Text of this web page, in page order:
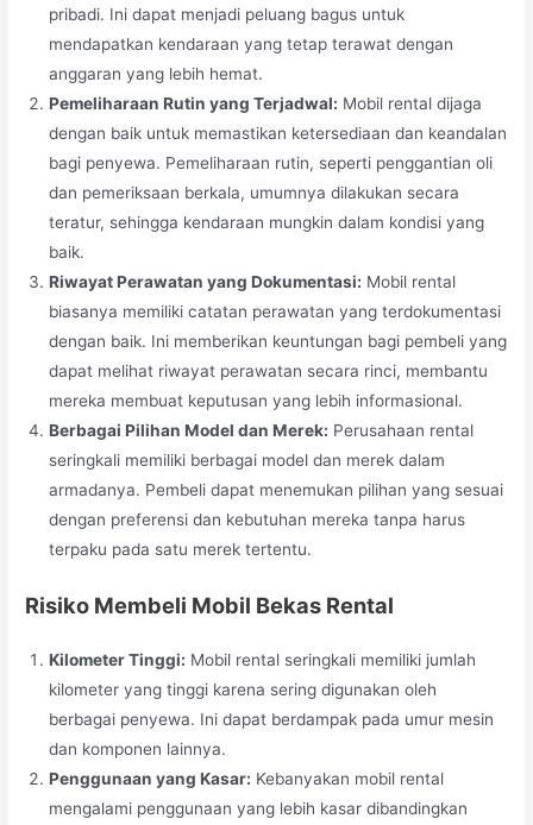
pribadi. Ini dapat menjadi peluang bagus untuk
mendapatkan kendaraan yang tetap terawat dengan
anggaran yang lebih hemat.
Pemeliharaan Rutin yang Terjadwal: Mobil rental dijaga
dengan baik untuk memastikan ketersediaan dan keandalan
bagi penyewa. Pemeliharaan rutin, seperti penggantian oli
dan pemeriksaan berkala, umumnya dilakukan secara
teratur, sehingga kendaraan mungkin dalam kondisi yang
baik.
Riwayat Perawatan yang Dokumentasi: Mobil rental
biasanya memiliki catatan perawatan yang terdokumentasi
dengan baik. Ini memberikan keuntungan bagi pembeli yang
dapat melihat riwayat perawatan secara rinci, membantu
mereka membuat keputusan yang lebih informasional.
Berbagai Pilihan Model dan Merek: Perusahaan rental
seringkali memiliki berbagai model dan merek dalam
armadanya. Pembeli dapat menemukan pilihan yang sesuai
dengan preferensi dan kebutuhan mereka tanpa harus
terpaku pada satu merek tertentu.
Risiko Membeli Mobil Bekas Rental
Kilometer Tinggi: Mobil rental seringkali memiliki jumlah
kilometer yang tinggi karena sering digunakan oleh
berbagai penyewa. Ini dapat berdampak pada umur mesin
dan komponen lainnya.
Penggunaan yang Kasar: Kebanyakan mobil rental
mengalami penggunaan yang lebih kasar dibandingkan